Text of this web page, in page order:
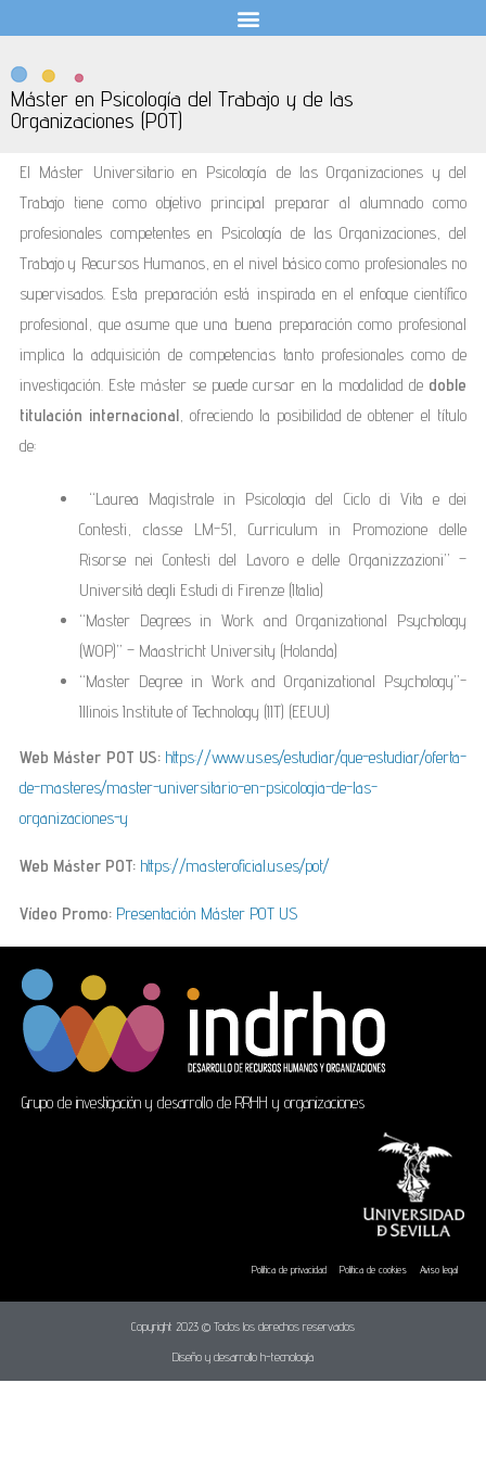
Máster en Psicología del Trabajo y de las
Organizaciones (POT)
El Máster Universitario en Psicología de las Organizaciones y del
Trabajo tiene como objetivo principal preparar al alumnado como
profesionales competentes en Psicología de las Organizaciones, del
Trabajo y Recursos Humanos, en el nivel básico como profesionales no
supervisados. Esta preparación está inspirada en el enfoque científico
profesional, que asume que una buena preparación como profesional
implica la adquisición de competencias tanto profesionales como de
investigación. Este máster se puede cursar en la modalidad de doble
titulación internacional, ofreciendo la posibilidad de obtener el título
de:
“Laurea Magistrale in Psicologia del Ciclo di Vita e dei
Contesti, classe LM-51, Curriculum in Promozione delle
Risorse nei Contesti del Lavoro e delle Organizzazioni” –
Universitá degli Estudi di Firenze (Italia)
“Master Degrees in Work and Organizational Psychology
(WOP)” – Maastricht University (Holanda)
“Master Degree in Work and Organizational Psychology”-
Illinois Institute of Technology (IIT) (EEUU)
Web Máster POT US: https://www.us.es/estudiar/que-estudiar/oferta-
de-masteres/master-universitario-en-psicologia-de-las-
organizaciones-y
Web Máster POT: https://masteroficial.us.es/pot/
Vídeo Promo: Presentación Máster POT US
Grupo de investigación y desarrollo de RRHH y organizaciones
Política de privacidad Política de cookies Aviso legal
Copyright 2023 © Todos los derechos reservados
Diseño y desarrollo h-tecnología